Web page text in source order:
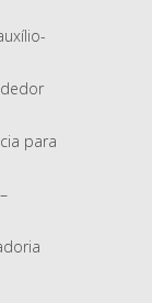
para